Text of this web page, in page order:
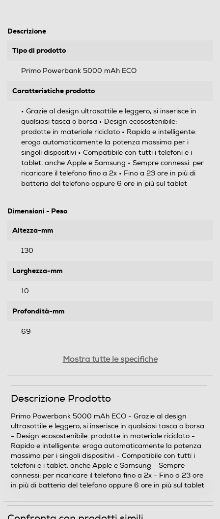
Descrizione
Tipo di prodotto
Primo Powerbank 5000 mAh ECO
Caratteristiche prodotto
• Grazie al design ultrasottile e leggero, si inserisce in
qualsiasi tasca o borsa • Design ecosostenibile:
prodotte in materiale riciclato • Rapido e intelligente:
eroga automaticamente la potenza massima per i
singoli dispositivi • Compatibile con tutti i telefoni e i
tablet, anche Apple e Samsung • Sempre connessi: per
ricaricare il telefono fino a 2x • Fino a 23 ore in più di
batteria del telefono oppure 6 ore in più sul tablet
Dimensioni - Peso
Altezza-mm
130
Larghezza-mm
10
Profondità-mm
69
Informazioni sulla sicurezza del prodotto
Clicca qui
Mostra tutte le specifiche
Descrizione Prodotto
Primo Powerbank 5000 mAh ECO - Grazie al design
ultrasottile e leggero, si inserisce in qualsiasi tasca o borsa
- Design ecosostenibile: prodotte in materiale riciclato -
Rapido e intelligente: eroga automaticamente la potenza
massima per i singoli dispositivi - Compatibile con tutti i
telefoni e i tablet, anche Apple e Samsung - Sempre
connessi: per ricaricare il telefono fino a 2x - Fino a 23 ore
in più di batteria del telefono oppure 6 ore in più sul tablet